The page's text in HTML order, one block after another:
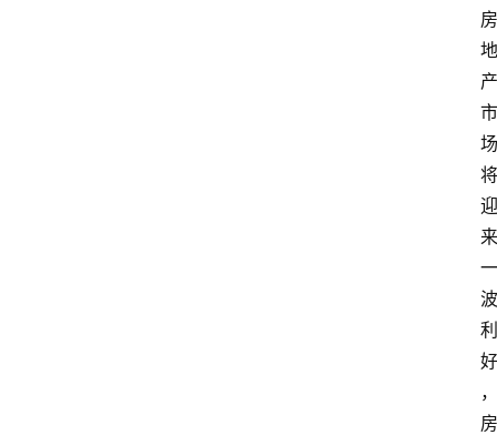
房
地
产
市
场
将
迎
来
一
波
利
好
，
房